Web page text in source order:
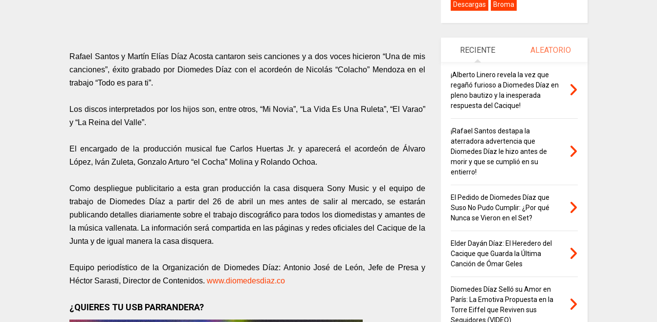
Rafael Santos y Martín Elías Díaz Acosta cantaron seis canciones y a dos voces hicieron “Una de mis
canciones”, éxito grabado por Diomedes Díaz con el acordeón de Nicolás “Colacho” Mendoza en el
trabajo “Todo es para ti”.
Los discos interpretados por los hijos son, entre otros, “Mi Novia”, “La Vida Es Una Ruleta”, “El Varao”
y “La Reina del Valle”.
El encargado de la producción musical fue Carlos Huertas Jr. y aparecerá el acordeón de Álvaro
López, Iván Zuleta, Gonzalo Arturo “el Cocha” Molina y Rolando Ochoa.
Como despliegue publicitario a esta gran producción la casa disquera Sony Music y el equipo de
trabajo de Diomedes Díaz a partir del 26 de abril un mes antes de salir al mercado, se estarán
publicando detalles diariamente sobre el trabajo discográfico para todos los diomedistas y amantes de
la música vallenata. La información será compartida en las páginas y redes oficiales del Cacique de la
Junta y de igual manera la casa disquera.
Equipo periodístico de la Organización de Diomedes Díaz: Antonio José de León, Jefe de Presa y
Héctor Sarasti, Director de Contenidos. www.diomedesdiaz.co
¿QUIERES TU USB PARRANDERA?
Descargas
Broma
RECIENTE ALEATORIO
¡Alberto Linero revela la vez que
regañó furioso a Diomedes Díaz en
pleno bautizo y la inesperada
respuesta del Cacique!
¡Rafael Santos destapa la
aterradora advertencia que
Diomedes Díaz le hizo antes de
morir y que se cumplió en su
entierro!
El Pedido de Diomedes Díaz que
Suso No Pudo Cumplir: ¿Por qué
Nunca se Vieron en el Set?
Elder Dayán Díaz: El Heredero del
Cacique que Guarda la Última
Canción de Ómar Geles
Diomedes Díaz Selló su Amor en
París: La Emotiva Propuesta en la
Torre Eiffel que Reviven sus
Seguidores (VIDEO)